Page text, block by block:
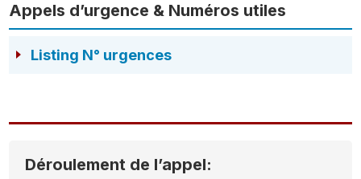
Appels d’urgence & Numéros utiles
Listing N° urgences
Déroulement de l’appel: